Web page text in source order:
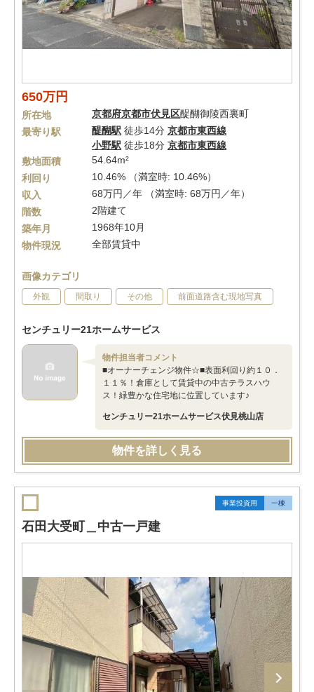
650万円
所在地 京都府京都市伏見区醍醐御陵西裏町
最寄り駅
醍醐駅 徒歩14分 京都市東西線
小野駅 徒歩18分 京都市東西線
敷地面積
54.64m²
利回り
10.46% （満室時: 10.46%）
収入
68万円／年 （満室時: 68万円／年）
階数
2階建て
築年月
1968年10月
物件現況
全部賃貸中
画像カテゴリ
外観 間取り その他 前面道路含む現地写真
センチュリー21ホームサービス
物件担当者コメント
■オーナーチェンジ物件☆■表面利回り約１０．
１１％！倉庫として賃貸中の中古テラスハウ
ス！緑豊かな住宅地に位置しています♪
センチュリー21ホームサービス伏見桃山店
物件を詳しく見る
事業投資用 一棟
石田大受町＿中古一戸建